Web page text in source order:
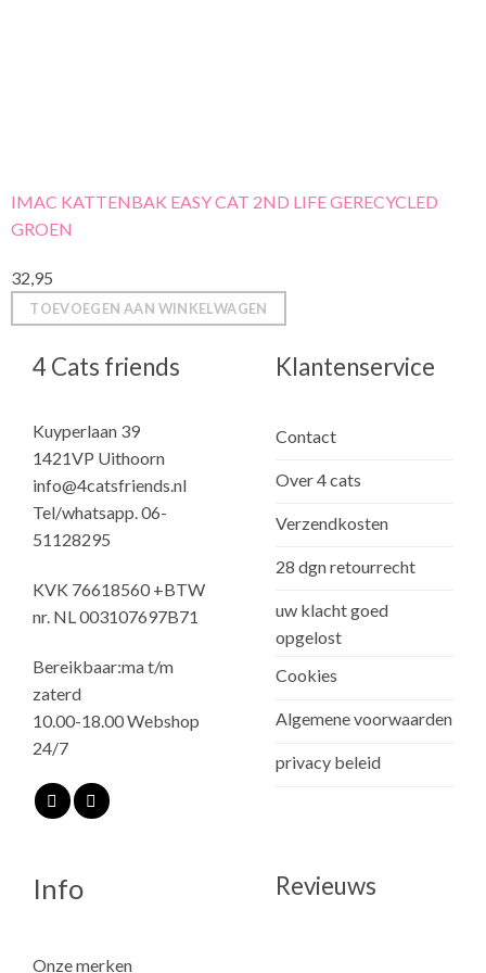
IMAC KATTENBAK EASY CAT 2ND LIFE GERECYCLED
GROEN
32,95
TOEVOEGEN AAN WINKELWAGEN
4 Cats friends
Kuyperlaan 39
1421VP Uithoorn
info@4catsfriends.nl
Tel/whatsapp. 06-
51128295
KVK 76618560 +BTW
nr. NL 003107697B71
Bereikbaar:ma t/m
zaterd
10.00-18.00 Webshop
24/7
Klantenservice
Contact
Over 4 cats
Verzendkosten
28 dgn retourrecht
uw klacht goed
opgelost
Cookies
Algemene voorwaarden
privacy beleid
Info
Onze merken
Revieuws